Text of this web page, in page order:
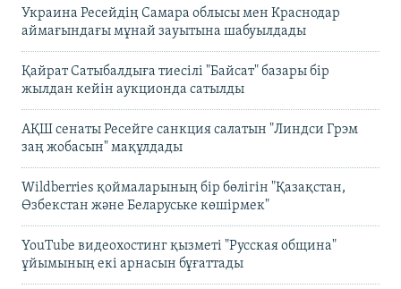
Украина Ресейдің Самара облысы мен Краснодар
аймағындағы мұнай зауытына шабуылдады
Қайрат Сатыбалдыға тиесілі "Байсат" базары бір
жылдан кейін аукционда сатылды
АҚШ сенаты Ресейге санкция салатын "Линдси Грэм
заң жобасын" мақұлдады
Wildberries қоймаларының бір бөлігін "Қазақстан,
Өзбекстан және Беларуське көшірмек"
YouTube видеохостинг қызметі "Русская община"
ұйымының екі арнасын бұғаттады